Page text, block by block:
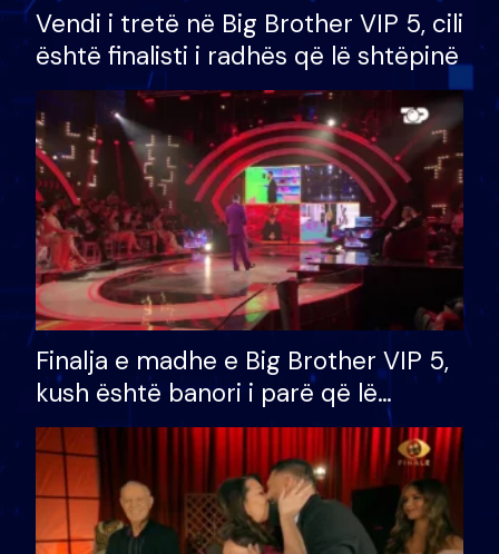
Vendi i tretë në Big Brother VIP 5, cili
është finalisti i radhës që lë shtëpinë
Finalja e madhe e Big Brother VIP 5,
kush është banori i parë që lë
shtëpinë dhe humb mundësinë për
të fituar çmimin e madh